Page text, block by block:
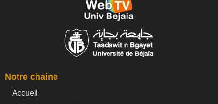
Notre chaine
Accueil